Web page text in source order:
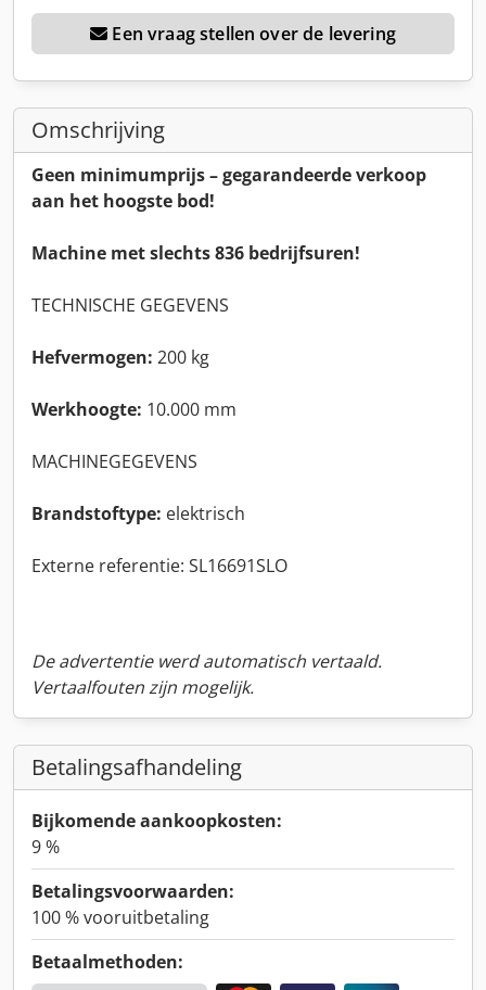
Een vraag stellen over de levering
Omschrijving
Geen minimumprijs – gegarandeerde verkoop
aan het hoogste bod!
Machine met slechts 836 bedrijfsuren!
TECHNISCHE GEGEVENS
Hefvermogen: 200 kg
Werkhoogte: 10.000 mm
MACHINEGEGEVENS
Brandstoftype: elektrisch
Externe referentie: SL16691SLO
De advertentie werd automatisch vertaald.
Vertaalfouten zijn mogelijk.
Betalingsafhandeling
Bijkomende aankoopkosten:
9 %
Betalingsvoorwaarden:
100 % vooruitbetaling
Betaalmethoden: